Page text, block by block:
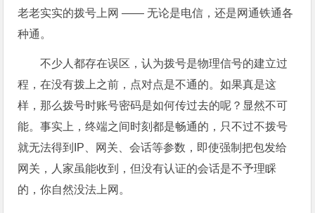
老老实实的拨号上网 —— 无论是电信，还是网通铁通各
种通。
不少人都存在误区，认为拨号是物理信号的建立过
程，在没有拨上之前，点对点是不通的。如果真是这
样，那么拨号时账号密码是如何传过去的呢？显然不可
能。事实上，终端之间时刻都是畅通的，只不过不拨号
就无法得到IP、网关、会话等参数，即使强制把包发给
网关，人家虽能收到，但没有认证的会话是不予理睬
的，你自然没法上网。